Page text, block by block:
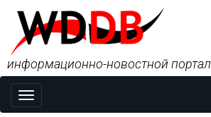
Toggle
navigation
информационно-новостной портал